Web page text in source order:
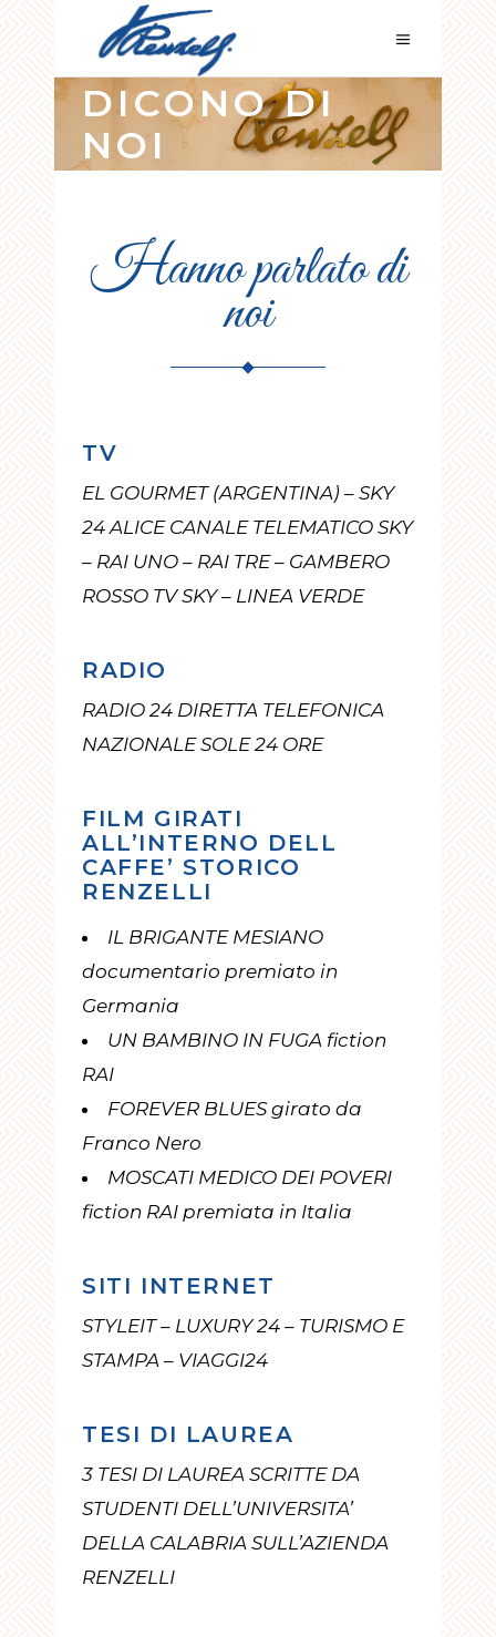
DICONO DI
NOI
Hanno parlato di
noi
TV
EL GOURMET (ARGENTINA) – SKY
24 ALICE CANALE TELEMATICO SKY
– RAI UNO – RAI TRE – GAMBERO
ROSSO TV SKY – LINEA VERDE
RADIO
RADIO 24 DIRETTA TELEFONICA
NAZIONALE SOLE 24 ORE
FILM GIRATI
ALL’INTERNO DELL
CAFFE’ STORICO
RENZELLI
IL BRIGANTE MESIANO
documentario premiato in
Germania
UN BAMBINO IN FUGA fiction
RAI
FOREVER BLUES girato da
Franco Nero
MOSCATI MEDICO DEI POVERI
fiction RAI premiata in Italia
SITI INTERNET
STYLEIT – LUXURY 24 – TURISMO E
STAMPA – VIAGGI24
TESI DI LAUREA
3 TESI DI LAUREA SCRITTE DA
STUDENTI DELL’UNIVERSITA’
DELLA CALABRIA SULL’AZIENDA
RENZELLI